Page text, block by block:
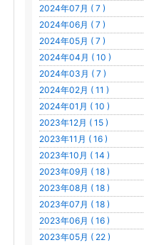
2024年07月 ( 7 )
2024年06月 ( 7 )
2024年05月 ( 7 )
2024年04月 ( 10 )
2024年03月 ( 7 )
2024年02月 ( 11 )
2024年01月 ( 10 )
2023年12月 ( 15 )
2023年11月 ( 16 )
2023年10月 ( 14 )
2023年09月 ( 18 )
2023年08月 ( 18 )
2023年07月 ( 18 )
2023年06月 ( 16 )
2023年05月 ( 22 )